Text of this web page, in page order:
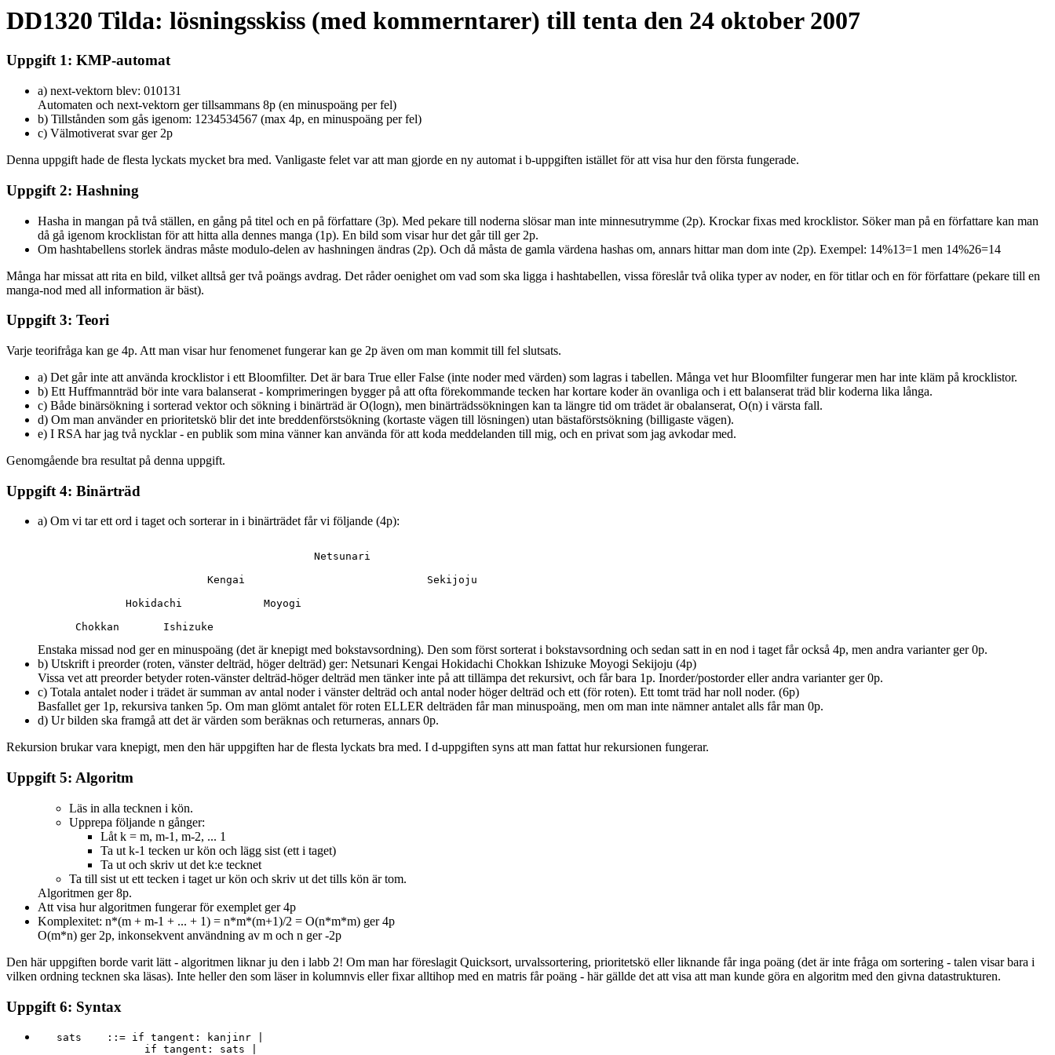
DD1320 Tilda: lösningsskiss (med kommerntarer) till tenta den 24 oktober 2007
Uppgift 1: KMP-automat
a) next-vektorn blev: 010131
Automaten och next-vektorn ger tillsammans 8p (en minuspoäng per fel)
b) Tillstånden som gås igenom: 1234534567 (max 4p, en minuspoäng per fel)
c) Välmotiverat svar ger 2p
Denna uppgift hade de flesta lyckats mycket bra med. Vanligaste felet var att man gjorde en ny automat i b-uppgiften istället för att visa hur den första fungerade.
Uppgift 2: Hashning
Hasha in mangan på två ställen, en gång på titel och en på författare (3p). Med pekare till noderna slösar man inte minnesutrymme (2p). Krockar fixas med krocklistor. Söker man på en författare kan man
då gå igenom krocklistan för att hitta alla dennes manga (1p). En bild som visar hur det går till ger 2p.
Om hashtabellens storlek ändras måste modulo-delen av hashningen ändras (2p). Och då måsta de gamla värdena hashas om, annars hittar man dom inte (2p). Exempel: 14%13=1 men 14%26=14
Många har missat att rita en bild, vilket alltså ger två poängs avdrag. Det råder oenighet om vad som ska ligga i hashtabellen, vissa föreslår två olika typer av noder, en för titlar och en för författare (pekare till en
manga-nod med all information är bäst).
Uppgift 3: Teori
Varje teorifråga kan ge 4p. Att man visar hur fenomenet fungerar kan ge 2p även om man kommit till fel slutsats.
a) Det går inte att använda krocklistor i ett Bloomfilter. Det är bara True eller False (inte noder med värden) som lagras i tabellen. Många vet hur Bloomfilter fungerar men har inte kläm på krocklistor.
b) Ett Huffmannträd bör inte vara balanserat - komprimeringen bygger på att ofta förekommande tecken har kortare koder än ovanliga och i ett balanserat träd blir koderna lika långa.
c) Både binärsökning i sorterad vektor och sökning i binärträd är O(logn), men binärträdssökningen kan ta längre tid om trädet är obalanserat, O(n) i värsta fall.
d) Om man använder en prioritetskö blir det inte breddenförstsökning (kortaste vägen till lösningen) utan bästaförstsökning (billigaste vägen).
e) I RSA har jag två nycklar - en publik som mina vänner kan använda för att koda meddelanden till mig, och en privat som jag avkodar med.
Genomgående bra resultat på denna uppgift.
Uppgift 4: Binärträd
a) Om vi tar ett ord i taget och sorterar in i binärträdet får vi följande (4p):
                                            Netsunari
                           Kengai                             Sekijoju
              Hokidachi             Moyogi
Enstaka missad nod ger en minuspoäng (det är knepigt med bokstavsordning). Den som först sorterat i bokstavsordning och sedan satt in en nod i taget får också 4p, men andra varianter ger 0p.
b) Utskrift i preorder (roten, vänster delträd, höger delträd) ger: Netsunari Kengai Hokidachi Chokkan Ishizuke Moyogi Sekijoju (4p)
Vissa vet att preorder betyder roten-vänster delträd-höger delträd men tänker inte på att tillämpa det rekursivt, och får bara 1p. Inorder/postorder eller andra varianter ger 0p.
c) Totala antalet noder i trädet är summan av antal noder i vänster delträd och antal noder höger delträd och ett (för roten). Ett tomt träd har noll noder. (6p)
Basfallet ger 1p, rekursiva tanken 5p. Om man glömt antalet för roten ELLER delträden får man minuspoäng, men om man inte nämner antalet alls får man 0p.
d) Ur bilden ska framgå att det är värden som beräknas och returneras, annars 0p.
Rekursion brukar vara knepigt, men den här uppgiften har de flesta lyckats bra med. I d-uppgiften syns att man fattat hur rekursionen fungerar.
Uppgift 5: Algoritm
Läs in alla tecknen i kön.
Upprepa följande n gånger:
Låt k = m, m-1, m-2, ... 1
Ta ut k-1 tecken ur kön och lägg sist (ett i taget)
Ta ut och skriv ut det k:e tecknet
Ta till sist ut ett tecken i taget ur kön och skriv ut det tills kön är tom.
Algoritmen ger 8p.
Att visa hur algoritmen fungerar för exemplet ger 4p
Komplexitet: n*(m + m-1 + ... + 1) = n*m*(m+1)/2 = O(n*m*m) ger 4p
O(m*n) ger 2p, inkonsekvent användning av m och n ger -2p
Den här uppgiften borde varit lätt - algoritmen liknar ju den i labb 2! Om man har föreslagit Quicksort, urvalssortering, prioritetskö eller liknande får inga poäng (det är inte fråga om sortering - talen visar bara i
vilken ordning tecknen ska läsas). Inte heller den som läser in kolumnvis eller fixar alltihop med en matris får poäng - här gällde det att visa att man kunde göra en algoritm med den givna datastrukturen.
Uppgift 6: Syntax
sats
    ::= if
tangent : kanjinr
		 if
tangent : sats